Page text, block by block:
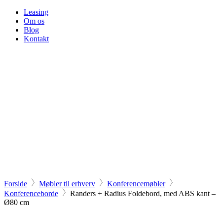
Leasing
Om os
Blog
Kontakt
Forside Møbler til erhverv
Konferencemøbler
Konferenceborde
Randers + Radius Foldebord, med ABS kant –
Ø80 cm